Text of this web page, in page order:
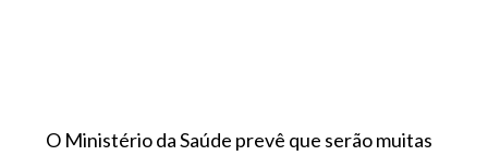
O Ministério da Saúde prevê que serão muitas